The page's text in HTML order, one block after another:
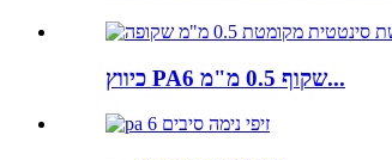
כיווץ PA6 שקוף 0.5 מ"מ...